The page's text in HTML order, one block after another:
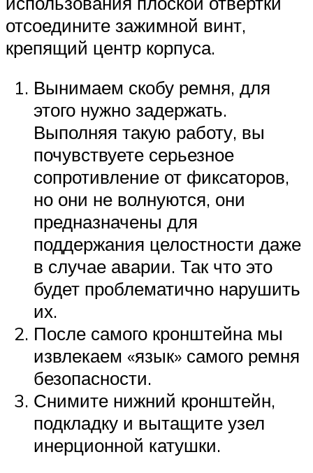
отсоедините зажимной винт,
крепящий центр корпуса.
Вынимаем скобу ремня, для
этого нужно задержать.
Выполняя такую ​​работу, вы
почувствуете серьезное
сопротивление от фиксаторов,
но они не волнуются, они
предназначены для
поддержания целостности даже
в случае аварии. Так что это
будет проблематично нарушить
их.
После самого кронштейна мы
извлекаем «язык» самого ремня
безопасности.
Снимите нижний кронштейн,
подкладку и вытащите узел
инерционной катушки.